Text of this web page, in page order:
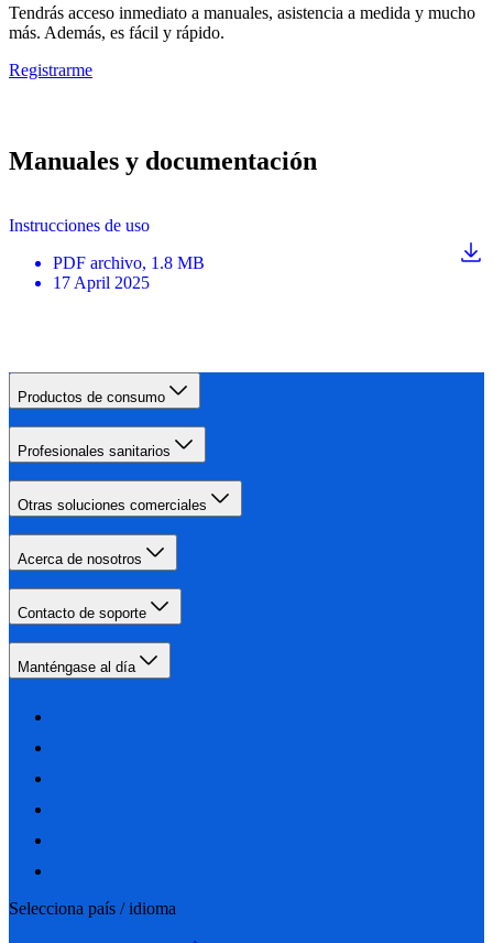
Tendrás acceso inmediato a manuales, asistencia a medida y mucho
más. Además, es fácil y rápido.
Registrarme
Manuales y documentación
Instrucciones de uso
PDF archivo, 1.8 MB
17 April 2025
Productos de consumo
Profesionales sanitarios
Otras soluciones comerciales
Acerca de nosotros
Contacto de soporte
Manténgase al día
Selecciona país / idioma